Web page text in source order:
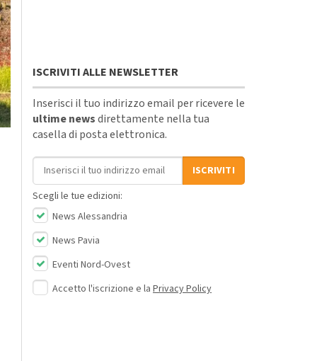
ISCRIVITI ALLE NEWSLETTER
Inserisci il tuo indirizzo email per ricevere le
ultime newsdirettamente nella tua
casella di posta elettronica.
Indirizzo email
ISCRIVITI
Scegli le tue edizioni:
News Alessandria
News Pavia
Eventi Nord-Ovest
Accetto l'iscrizione e la Privacy Policy